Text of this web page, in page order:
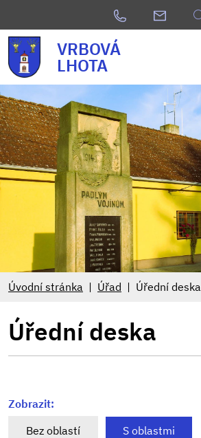
VRBOVÁ
LHOTA
Úvodní stránka Úřad Úřední deska
Úřední deska
Zobrazit:
Bez oblastí
S oblastmi